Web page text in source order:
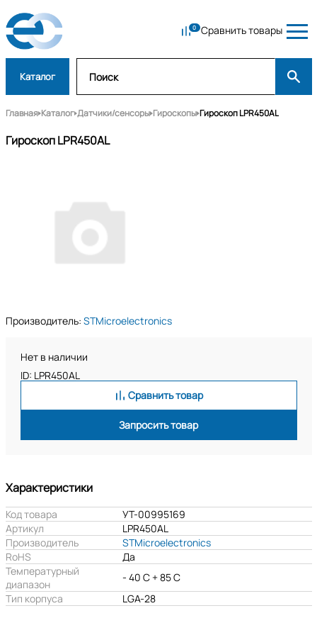
Сравнить товары
Каталог
Главная Каталог Датчики/сенсоры Гироскопы Гироскоп LPR450AL
Гироскоп LPR450AL
Производитель: STMicroelectronics
Нет в наличии
ID: LPR450AL
Сравнить товар
Запросить товар
Характеристики
Код товара
УТ-00995169
Артикул
LPR450AL
Производитель
STMicroelectronics
RoHS
Да
Температурный
диапазон
- 40 C + 85 C
Тип корпуса
LGA-28